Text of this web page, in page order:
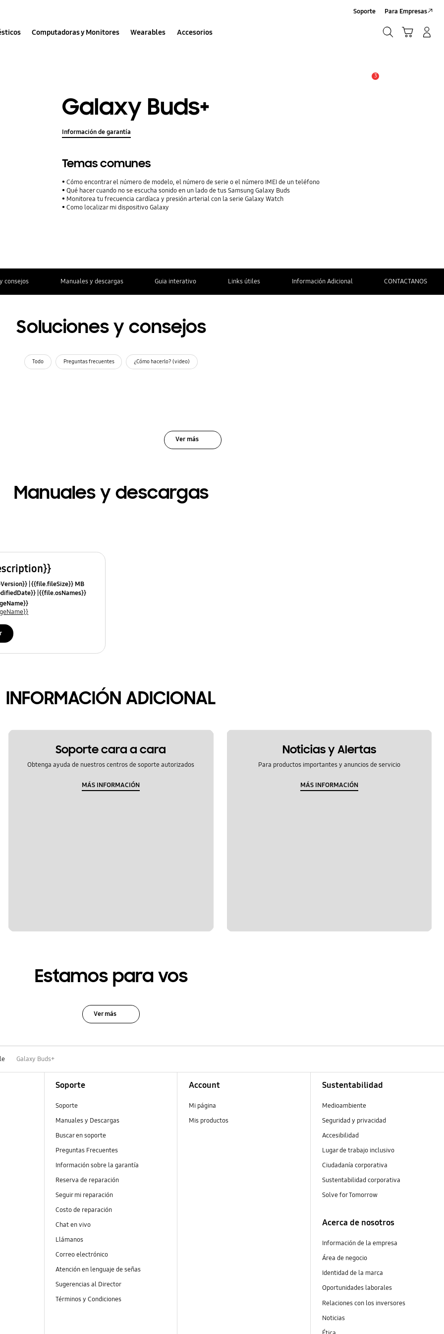
Computadoras y Monitores Wearables Accesorios
Soporte Para Empresas
3
Galaxy Buds+
Información de garantía
Temas comunes
Cómo encontrar el número de modelo, el número de serie o el número IMEI de un teléfono
Qué hacer cuando no se escucha sonido en un lado de tus Samsung Galaxy Buds
Monitorea tu frecuencia cardíaca y presión arterial con la serie Galaxy Watch
Como localizar mi dispositivo Galaxy
consejos Manuales y descargas Guia interativo Links útiles Información Adicional CONTACTANOS
Soluciones y consejos
Todo Preguntas frecuentes ¿Cómo hacerlo? (video)
Ver más
Manuales y descargas
{{file.fileSize}} MB
{{file.osNames}}
INFORMACIÓN ADICIONAL
Soporte cara a cara
Obtenga ayuda de nuestros centros de soporte autorizados
MÁS INFORMACIÓN
Noticias y Alertas
Para productos importantes y anuncios de servicio
MÁS INFORMACIÓN
Estamos para vos
Ver más
Galaxy Buds+
Soporte
Soporte
Manuales y Descargas
Buscar en soporte
Preguntas Frecuentes
Información sobre la garantía
Reserva de reparación
Seguir mi reparación
Costo de reparación
Chat en vivo
Llámanos
Correo electrónico
Atención en lenguaje de señas
Sugerencias al Director
Términos y Condiciones
Account
Mi página
Mis productos
Sustentabilidad
Medioambiente
Seguridad y privacidad
Accesibilidad
Lugar de trabajo inclusivo
Ciudadanía corporativa
Sustentabilidad corporativa
Solve for Tomorrow
Acerca de nosotros
Información de la empresa
Área de negocio
Identidad de la marca
Oportunidades laborales
Relaciones con los inversores
Noticias